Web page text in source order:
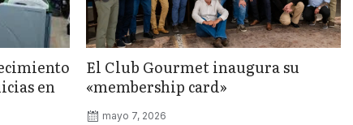
en
El Club Gourmet inaugura su
«membership card»
mayo 7, 2026